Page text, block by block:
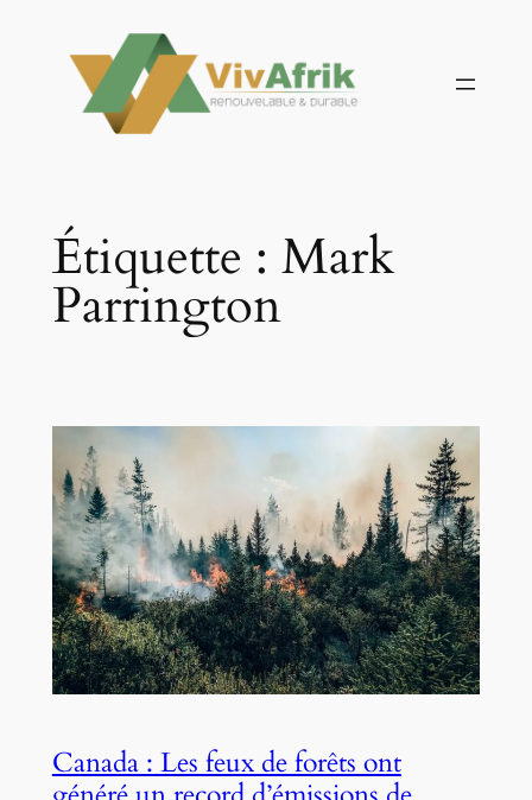
contenu
Étiquette : Mark
Parrington
Canada : Les feux de forêts ont